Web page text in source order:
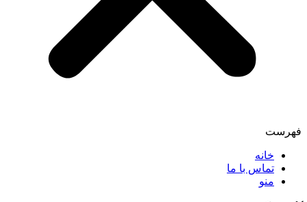
فهرست
خانه
تماس با ما
منو